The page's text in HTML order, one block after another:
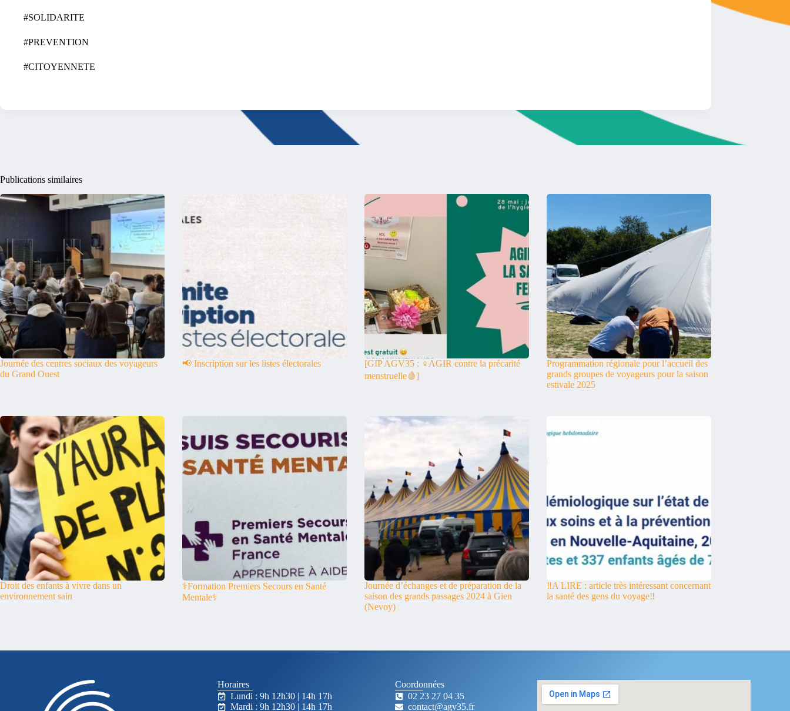
#SOLIDARITE
#PREVENTION
#CITOYENNETE
Publications similaires
Journée des centres sociaux des voyageurs
du Grand Ouest
📢 Inscription sur les listes électorales
[GIP AGV35 : ♀️AGIR contre la précarité
menstruelle🩸]
Programmation régionale pour l’accueil des
grands groupes de voyageurs pour la saison
estivale 2025
Droit des enfants à vivre dans un
environnement sain
⚕️Formation Premiers Secours en Santé
Mentale⚕️
Journée d’échanges et de préparation de la
saison des grands passages 2024 à Gien
(Nevoy)
‼️A LIRE : article très intéressant concernant
la santé des gens du voyage‼️
Horaires
Lundi : 9h 12h30 | 14h 17h
Mardi : 9h 12h30 | 14h 17h
Coordonnées
02 23 27 04 35
contact@agv35.fr